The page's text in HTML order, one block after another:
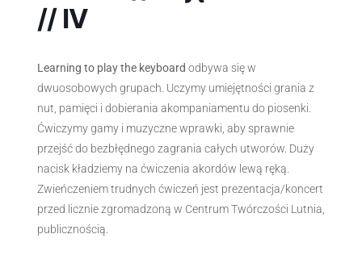
// IV
Learning to play the keyboard odbywa się w
dwuosobowych grupach. Uczymy umiejętności grania z
nut, pamięci i dobierania akompaniamentu do piosenki.
Ćwiczymy gamy i muzyczne wprawki, aby sprawnie
przejść do bezbłędnego zagrania całych utworów. Duży
nacisk kładziemy na ćwiczenia akordów lewą ręką.
Zwieńczeniem trudnych ćwiczeń jest prezentacja/koncert
przed licznie zgromadzoną w Centrum Twórczości Lutnia,
publicznością.